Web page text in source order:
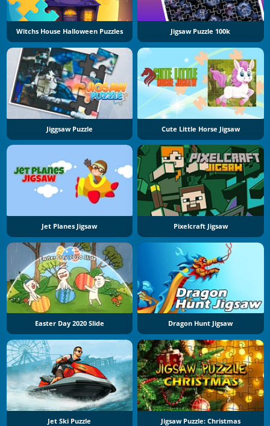
Witchs House Halloween Puzzles Jigsaw Puzzle 100k
Jiggsaw Puzzle Cute Little Horse Jigsaw
Jet Planes Jigsaw Pixelcraft Jigsaw
Easter Day 2020 Slide Dragon Hunt Jigsaw
Jet Ski Puzzle Jigsaw Puzzle: Christmas